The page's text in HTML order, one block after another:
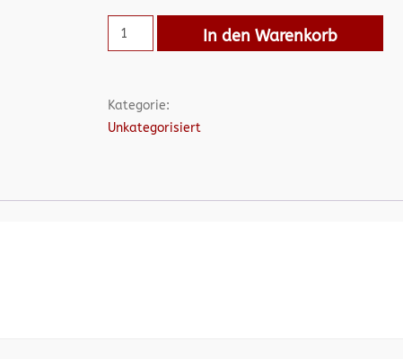
In den Warenkorb
Kategorie:
Unkategorisiert